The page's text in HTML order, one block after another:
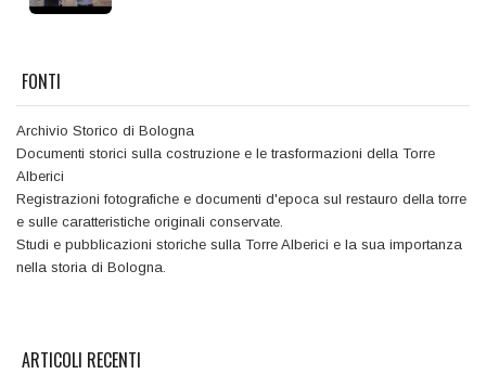
FONTI
Archivio Storico di Bologna
Documenti storici sulla costruzione e le trasformazioni della Torre
Alberici
Registrazioni fotografiche e documenti d'epoca sul restauro della torre
e sulle caratteristiche originali conservate.
Studi e pubblicazioni storiche sulla Torre Alberici e la sua importanza
nella storia di Bologna.
ARTICOLI RECENTI